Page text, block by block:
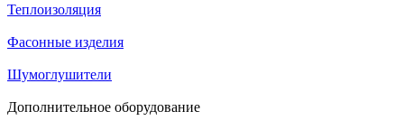
Теплоизоляция
Фасонные изделия
Шумоглушители
Дополнительное оборудование